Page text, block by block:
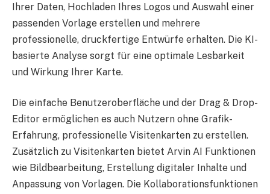
Ihrer Daten, Hochladen Ihres Logos und Auswahl einer
passenden Vorlage erstellen und mehrere
professionelle, druckfertige Entwürfe erhalten. Die KI-
basierte Analyse sorgt für eine optimale Lesbarkeit
und Wirkung Ihrer Karte.
Die einfache Benutzeroberfläche und der Drag & Drop-
Editor ermöglichen es auch Nutzern ohne Grafik-
Erfahrung, professionelle Visitenkarten zu erstellen.
Zusätzlich zu Visitenkarten bietet Arvin AI Funktionen
wie Bildbearbeitung, Erstellung digitaler Inhalte und
Anpassung von Vorlagen. Die Kollaborationsfunktionen